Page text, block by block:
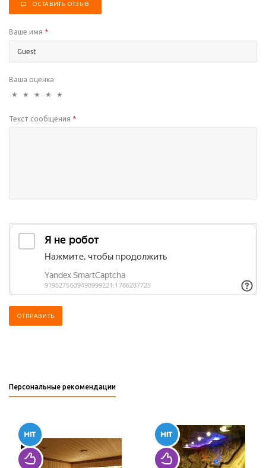
ОСТАВИТЬ ОТЗЫВ
Ваше имя *
Ваша оценка
★
★
★
★
★
Текст сообщения *
Персональные рекомендации